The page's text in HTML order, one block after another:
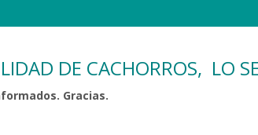
DE CACHORROS, LO
Gracias.